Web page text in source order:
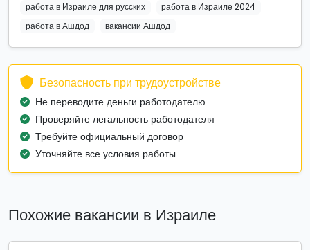
работа в Израиле для русских
работа в Израиле 2024
работа в Ашдод
вакансии Ашдод
Безопасность при трудоустройстве
Не переводите деньги работодателю
Проверяйте легальность работодателя
Требуйте официальный договор
Уточняйте все условия работы
Похожие вакансии в Израиле